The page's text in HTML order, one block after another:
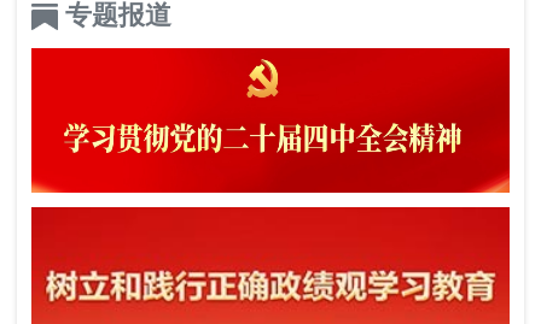
专题报道